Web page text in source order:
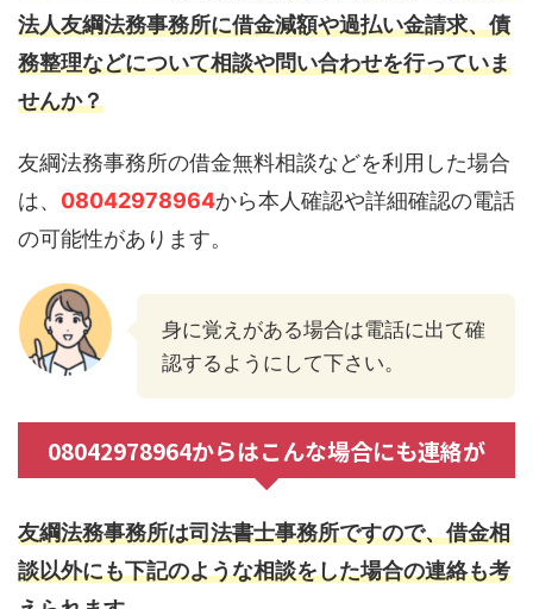
法人友綱法務事務所に借金減額や過払い金請求、債
務整理などについて相談や問い合わせを行っていま
せんか？
友綱法務事務所の借金無料相談などを利用した場合
は、 08042978964から本人確認や詳細確認の電話
の可能性があります。
身に覚えがある場合は電話に出て確
認するようにして下さい。
08042978964からはこんな場合にも連絡が
友綱法務事務所は司法書士事務所ですので、借金相
談以外にも下記のような相談をした場合の連絡も考